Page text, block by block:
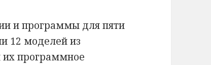
и программы для пяти
12 моделей из
их программное